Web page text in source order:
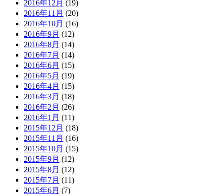
2016年12月 (19)
2016年11月 (20)
2016年10月 (16)
2016年9月 (12)
2016年8月 (14)
2016年7月 (14)
2016年6月 (15)
2016年5月 (19)
2016年4月 (15)
2016年3月 (18)
2016年2月 (26)
2016年1月 (11)
2015年12月 (18)
2015年11月 (16)
2015年10月 (15)
2015年9月 (12)
2015年8月 (12)
2015年7月 (11)
2015年6月 (7)